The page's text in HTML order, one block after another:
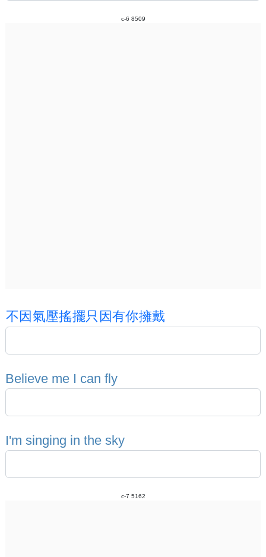
c-6 8509
不因 氣壓搖擺只 因有你擁戴
Believe me I can fly
I'm singing in the sky
c-7 5162